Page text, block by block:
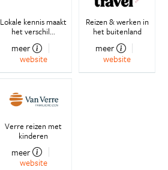
Lokale kennis maakt
het verschil...
meer
website
Reizen & werken in
het buitenland
meer
website
Verre reizen met
kinderen
meer
website